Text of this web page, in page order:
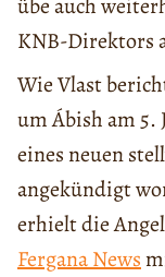
übe auch
KNB-Direktors
Wie Vlast
um Ábish am 5.
eines neuen
angekündigt
erhielt die
Fergana News